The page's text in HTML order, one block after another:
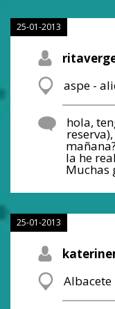
25-01-2013
aspe -
hola,
la he
Muchas
25-01-2013
Albacete